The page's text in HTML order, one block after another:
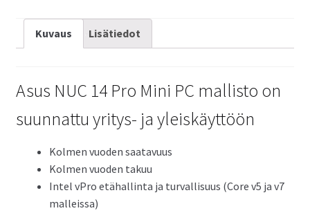
Mini
Kuvaus Lisätiedot
Asus NUC 14 Pro Mini PC mallisto on
suunnattu yritys- ja yleiskäyttöön
Kolmen vuoden saatavuus
Kolmen vuoden takuu
Intel vPro etähallinta ja turvallisuus (Core v5 ja v7
malleissa)